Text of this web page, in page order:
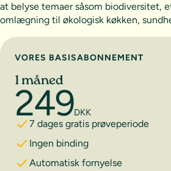
at belyse temaer såsom biodiversitet,
omlægning til økologisk køkken,
Vælg abonnement
VORES BASISABONNEMENT
1 måned
249DKK
7 dages gratis prøveperiode
Ingen binding
Automatisk fornyelse